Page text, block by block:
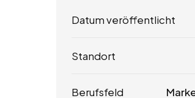
Datum veröffentlicht
Standort
Berufsfeld